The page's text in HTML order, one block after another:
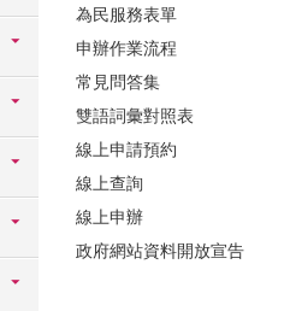
為民服務表單
申辦作業流程
常見問答集
雙語詞彙對照表
線上申請預約
線上查詢
線上申辦
政府網站資料開放宣告